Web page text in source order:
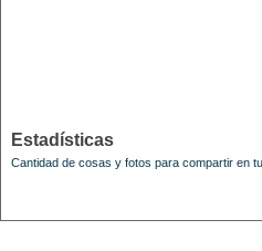
Estadísticas
Cantidad de cosas y fotos para compartir en